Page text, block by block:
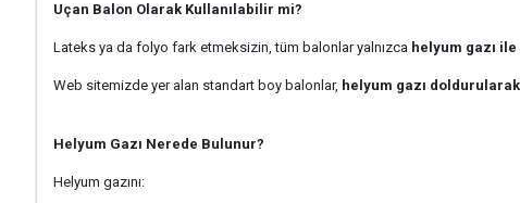
Uçan Balon Olarak Kullanılabilir mi?
Lateks ya da folyo fark etmeksizin, tüm balonlar yalnızca helyum gazı
Web sitemizde yer alan standart boy balonlar, helyum gazı
Helyum Gazı Nerede Bulunur?
Helyum gazını: